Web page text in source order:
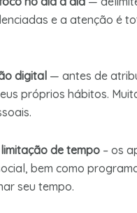
e a atenção é
digital — antes de
próprios hábitos.
de tempo – os
bem como
seu tempo.